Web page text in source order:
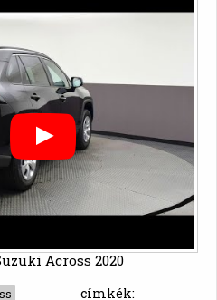
Across 2020
címkék: